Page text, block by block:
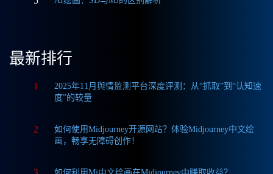
最新排行
1
2025年11月舆情监测平台深度评测：从“抓取”到“认知速
度”的较量
2
如何使用Midjourney开源网站？体验Midjourney中文绘
画，畅享无障碍创作！